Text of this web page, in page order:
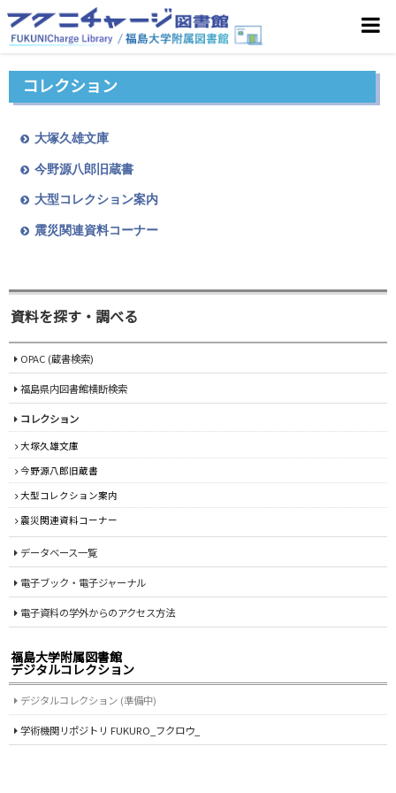
コレクション
大塚久雄文庫
今野源八郎旧蔵書
大型コレクション案内
震災関連資料コーナー
資料を探す・調べる
OPAC (蔵書検索)
福島県内図書館横断検索
コレクション
大塚久雄文庫
今野源八郎旧蔵書
大型コレクション案内
震災関連資料コーナー
データベース一覧
電子ブック・電子ジャーナル
電子資料の学外からのアクセス方法
福島大学附属図書館
デジタルコレクション
デジタルコレクション (準備中)
学術機関リポジトリ FUKURO_フクロウ_